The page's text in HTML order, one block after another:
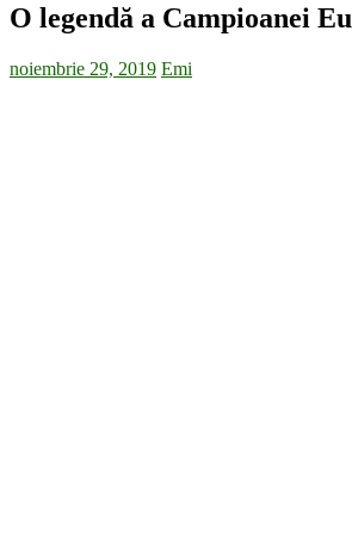
O legendă a Campioanei
noiembrie 29, 2019 Emi